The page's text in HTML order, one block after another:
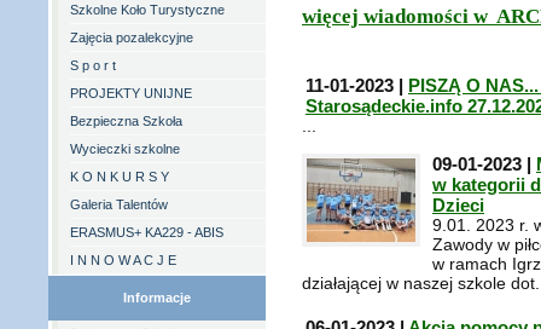
Szkolne Koło Turystyczne
Zajęcia pozalekcyjne
S p o r t
PROJEKTY UNIJNE
Bezpieczna Szkoła
Wycieczki szkolne
K O N K U R S Y
Galeria Talentów
ERASMUS+ KA229 - ABIS
I N N O W A C J E
Informacje
więcej wiadomości w
11-01-2023 | PISZĄ O
Starosądeckie.info
09-01-2023 |
w kategorii
Dzieci
9.01. 2023 r.
Zawody w
w ramach
działającej w naszej szkole